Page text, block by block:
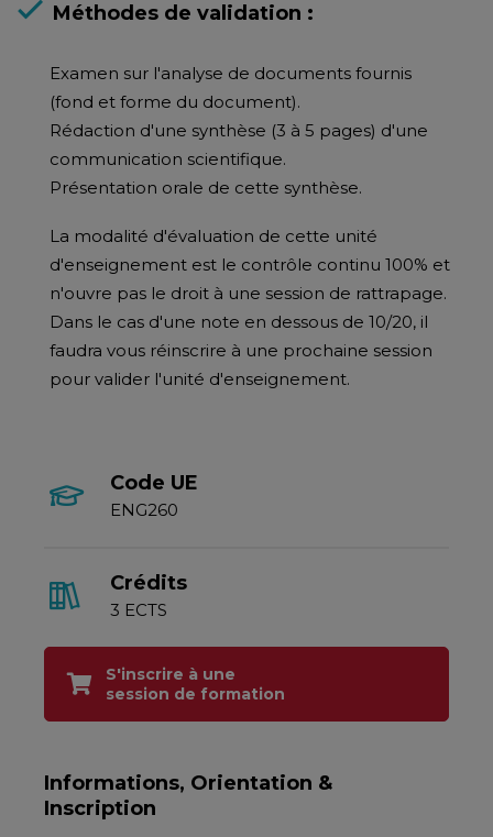
Méthodes de validation :
Examen sur l'analyse de documents fournis
(fond et forme du document).
Rédaction d'une synthèse (3 à 5 pages) d'une
communication scientifique.
Présentation orale de cette synthèse.
La modalité d'évaluation de cette unité
d'enseignement est le contrôle continu 100% et
n'ouvre pas le droit à une session de rattrapage.
Dans le cas d'une note en dessous de 10/20, il
faudra vous réinscrire à une prochaine session
pour valider l'unité d'enseignement.
Code UE
ENG260
Crédits
3 ECTS
S'inscrire à une
session de formation
Informations, Orientation &
Inscription